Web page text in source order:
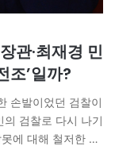
관·최재경 민
조’일까?
손발이었던 검찰이
검찰로 다시 나기
에 대해 철저한 반